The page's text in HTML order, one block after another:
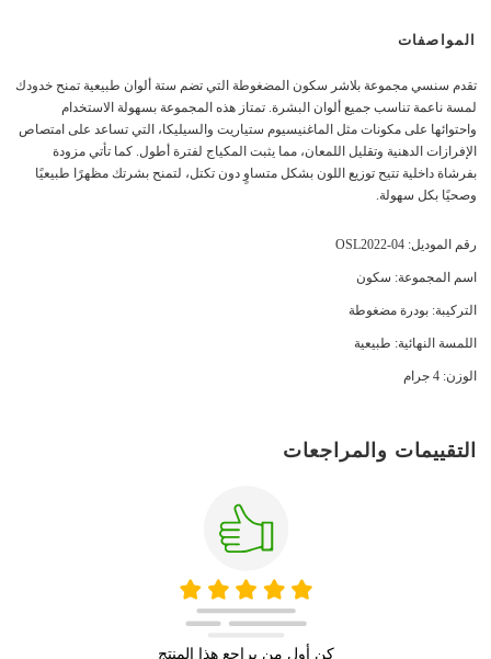
المواصفات
تقدم سنسي مجموعة بلاشر سكون المضغوطة التي تضم ستة ألوان طبيعية تمنح خدودك
لمسة ناعمة تناسب جميع ألوان البشرة. تمتاز هذه المجموعة بسهولة الاستخدام
واحتوائها على مكونات مثل الماغنيسيوم ستياريت والسيليكا، التي تساعد على امتصاص
الإفرازات الدهنية وتقليل اللمعان، مما يثبت المكياج لفترة أطول. كما تأتي مزودة
بفرشاة داخلية تتيح توزيع اللون بشكل متساوٍ دون تكتل، لتمنح بشرتك مظهرًا طبيعيًا
وصحيًا بكل سهولة.
رقم الموديل: OSL2022-04
اسم المجموعة: سكون
التركيبة: بودرة مضغوطة
اللمسة النهائية: طبيعية
الوزن: 4 جرام
التقييمات والمراجعات
كن أول من يراجع هذا المنتج